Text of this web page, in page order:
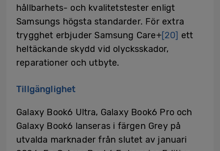
hållbarhets- och kvalitetstester enligt
Samsungs högsta standarder. För extra
trygghet erbjuder Samsung Care+[20] ett
heltäckande skydd vid olycksskador,
reparationer och utbyte.
Tillgänglighet
Galaxy Book6 Ultra, Galaxy Book6 Pro och
Galaxy Book6 lanseras i färgen Grey på
utvalda marknader från slutet av januari